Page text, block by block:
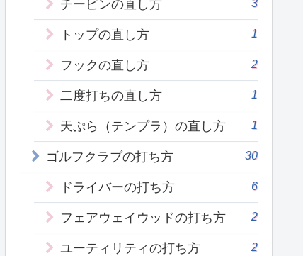
チーピンの直し方 3
トップの直し方 1
フックの直し方 2
二度打ちの直し方 1
天ぷら（テンプラ）の直し方 1
ゴルフクラブの打ち方 30
ドライバーの打ち方 6
フェアウェイウッドの打ち方 2
ユーティリティの打ち方 2